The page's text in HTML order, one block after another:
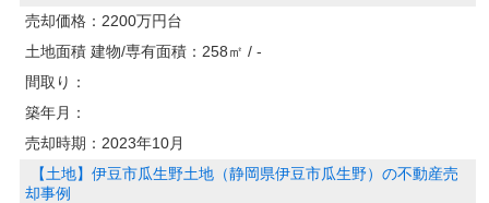
売却価格： 2200万円台
土地面積 建物/専有面積： 258㎡ / -
間取り：
築年月：
売却時期： 2023年10月
【土地】伊豆市瓜生野土地（静岡県伊豆市瓜生野）の不動産売
却事例